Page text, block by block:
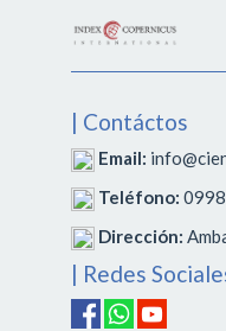
| Contáctos
Email:
Teléfono:
Dirección:
| Redes